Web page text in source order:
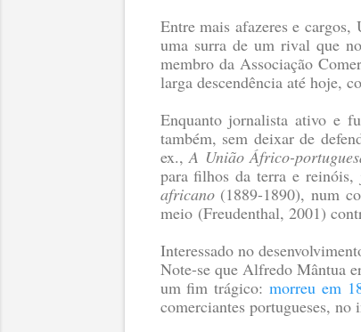
Entre mais afazeres e
uma surra de um rival que
membro da Associação
larga descendência até hoje,
Enquanto jornalista ativo e
também, sem deixar de
ex.,A União Áfrico-
para filhos da terra e
africano(1889-1890), num
meio (Freudenthal, 2001)
Interessado no
Note-se que Alfredo Mântua
um fim trágico: morreu em
comerciantes portugueses,